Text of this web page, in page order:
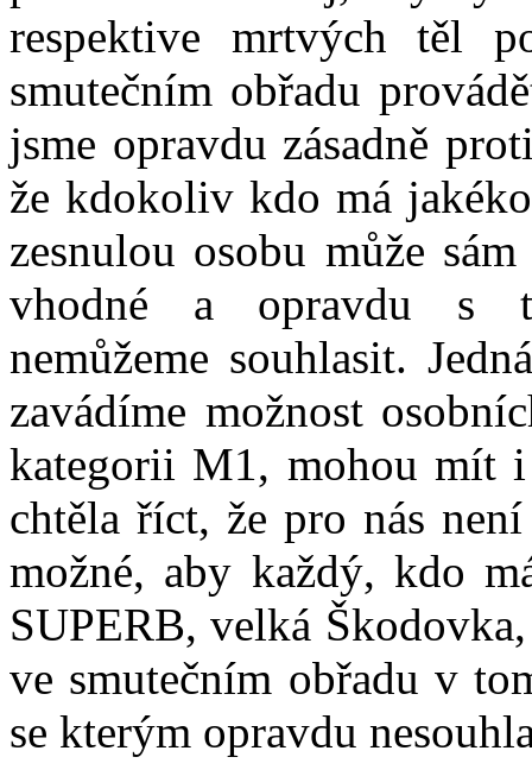
respektive mrtvých těl
smutečním obřadu
jsme opravdu zásadně
že kdokoliv kdo má
zesnulou osobu může
vhodné a opravdu s
nemůžeme souhlasit.
zavádíme možnost
kategorii M1, mohou mít
chtěla říct, že pro nás
možné, aby každý, kdo
SUPERB, velká
ve smutečním obřadu v
se kterým opravdu